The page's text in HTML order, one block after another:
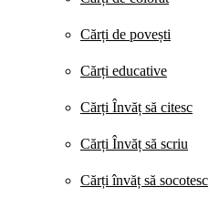
Cărți de povești
Cărți educative
Cărți Învăț să citesc
Cărți Învăț să scriu
Cărți învăț să socotesc